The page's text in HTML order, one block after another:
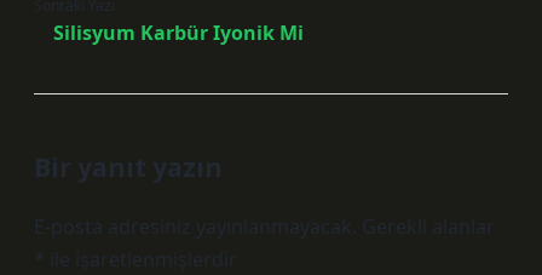
Sonraki Yazı
Silisyum Karbür Iyonik Mi
Bir yanıt yazın
E-posta adresiniz yayınlanmayacak. Gerekli alanlar
*
ile işaretlenmişlerdir